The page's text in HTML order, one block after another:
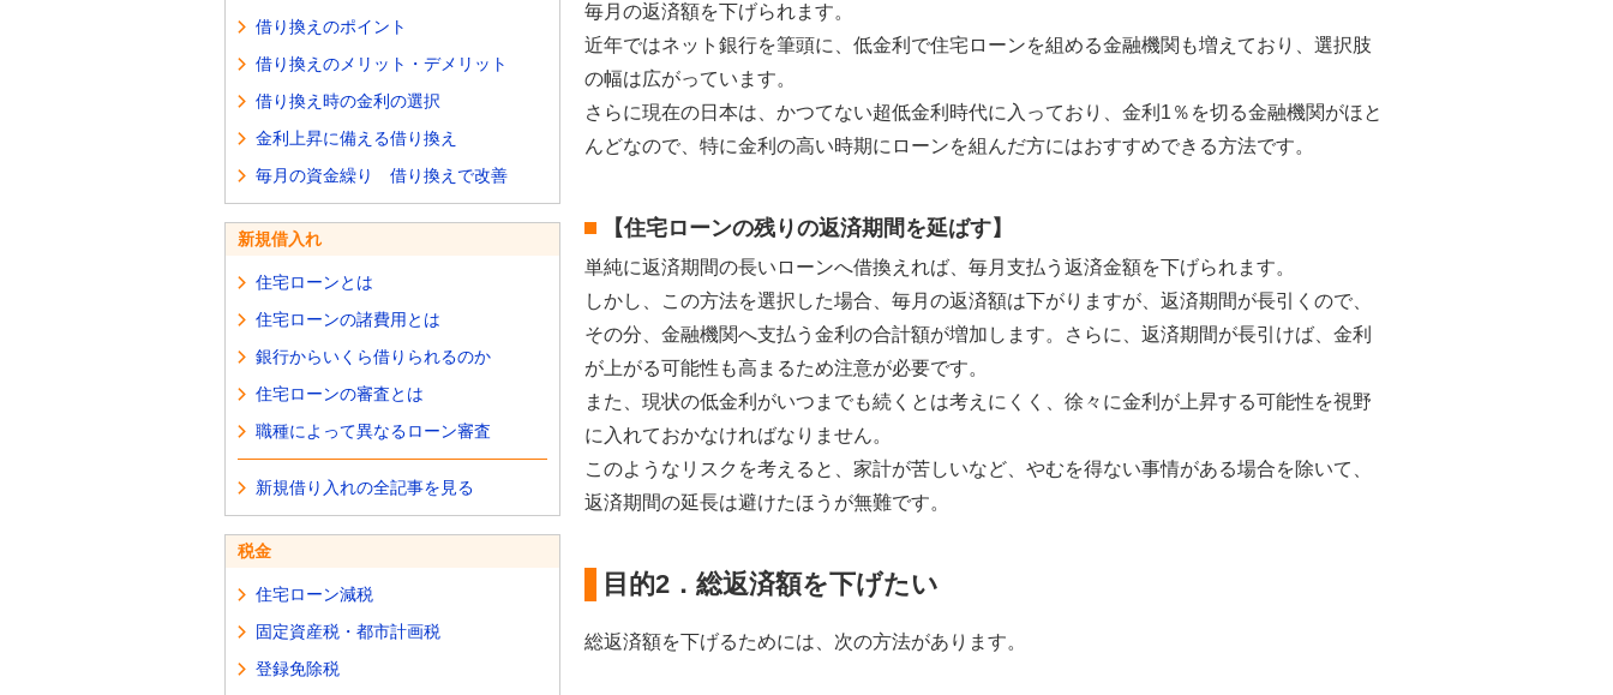
毎月の返済額を下げられます。
近年ではネット銀行を筆頭に、低金利で住宅ローンを組める金融機関も増えており、選択肢
の幅は広がっています。
さらに現在の日本は、かつてない超低金利時代に入っており、金利1％を切る金融機関がほと
んどなので、特に金利の高い時期にローンを組んだ方にはおすすめできる方法です。
【住宅ローンの残りの返済期間を延ばす】
単純に返済期間の長いローンへ借換えれば、毎月支払う返済金額を下げられます。
しかし、この方法を選択した場合、毎月の返済額は下がりますが、返済期間が長引くので、
その分、金融機関へ支払う金利の合計額が増加します。さらに、返済期間が長引けば、金利
が上がる可能性も高まるため注意が必要です。
また、現状の低金利がいつまでも続くとは考えにくく、徐々に金利が上昇する可能性を視野
に入れておかなければなりません。
このようなリスクを考えると、家計が苦しいなど、やむを得ない事情がある場合を除いて、
返済期間の延長は避けたほうが無難です。
目的2．総返済額を下げたい
総返済額を下げるためには、次の方法があります。
借り換えのポイント
借り換えのメリット・デメリット
借り換え時の金利の選択
金利上昇に備える借り換え
毎月の資金繰り 借り換えで改善
新規借入れ
住宅ローンとは
住宅ローンの諸費用とは
銀行からいくら借りられるのか
住宅ローンの審査とは
職種によって異なるローン審査
新規借り入れの全記事を見る
税金
住宅ローン減税
固定資産税・都市計画税
登録免除税